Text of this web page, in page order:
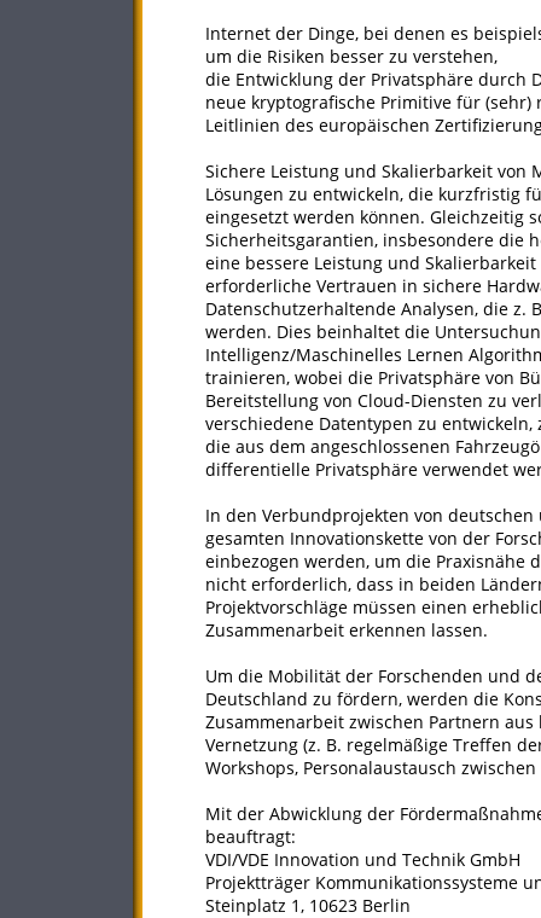
Internet der Dinge, bei denen es
um die Risiken besser zu verstehen,
die Entwicklung der Privatsphäre durch
neue kryptografische Primitive für (sehr)
Leitlinien des europäischen
Sichere Leistung und Skalierbarkeit von
Lösungen zu ent­wickeln, die kurzfristig
eingesetzt werden können. Gleichzeitig
Sicherheitsgarantien, insbesondere die
eine bessere Leistung und
erforderliche Vertrauen in sichere
Datenschutzerhaltende Analysen, die
werden. Dies beinhaltet die
Intelligenz/Maschinelles Lernen
trainieren, wobei die Privatsphäre von
Bereitstellung von Cloud-Diensten zu
verschiedene Datentypen zu entwickeln,
die aus dem angeschlossenen
differentielle Privatsphäre verwendet
In den Verbundprojekten von
gesamten Innovationskette von der
einbezogen werden, um die Praxisnähe
nicht erforderlich, dass in beiden
Projektvorschläge müssen einen
Zusammenarbeit erkennen lassen.
Um die Mobilität der Forschenden und
Deutschland zu fördern, werden die
Zusammenarbeit zwischen Partnern
Vernetzung (z. B. regelmäßige Treffen
Workshops, Personalaustausch
Mit der Abwicklung der
beauftragt:
VDI/VDE Innovation und Technik GmbH
Projektträger Kommunikationssysteme
Steinplatz 1, 10623 Berlin